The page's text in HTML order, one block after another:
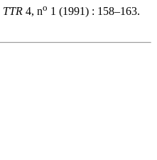
TTR 4, no 1 (1991) : 158–163.